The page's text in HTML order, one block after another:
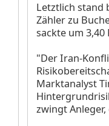
Letztlich stand
Zähler zu
sackte um 3,40
"Der Iran-
Marktanalyst
zwingt